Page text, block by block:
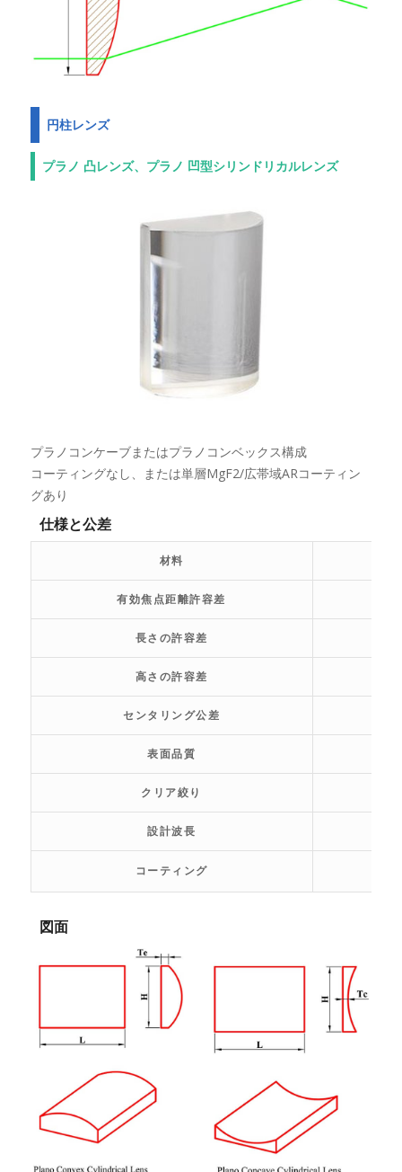
円柱レンズ
プラノ 凸レンズ、プラノ 凹型シリンドリカルレンズ
プラノコンケーブまたはプラノコンベックス構成
コーティングなし、または単層MgF2/広帯域ARコーティン
グあり
仕様と公差
材料
有効焦点距離許容差
長さの許容差
高さの許容差
センタリング公差
表面品質
クリア絞り
設計波長
コーティング
図面